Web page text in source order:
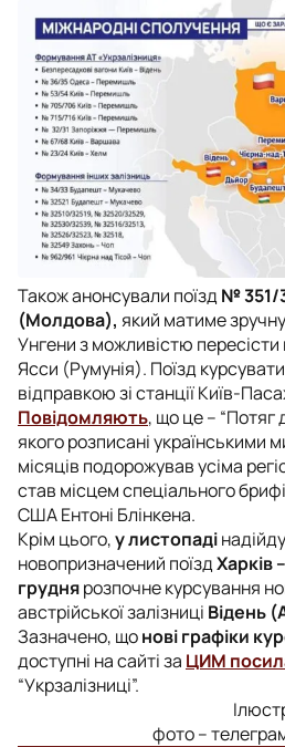
Також анонсували поїзд № 351/
(Молдова), який матиме
Унгени з можливістю пересісти
Ясси (Румунія). Поїзд
відправкою зі станції Київ-
Повідомляють, що це – “Потяг
якого розписані українськими
місяців подорожував усіма
став місцем спеціального
США Ентоні Блінкена.
Крім цього,у листопаді
новопризначений поїздХарків
груднярозпочне курсування
австрійської залізниці Відень
Зазначено, щонові графіки
доступні на сайті за ЦИМ
“Укрзалізниці”.
фото –